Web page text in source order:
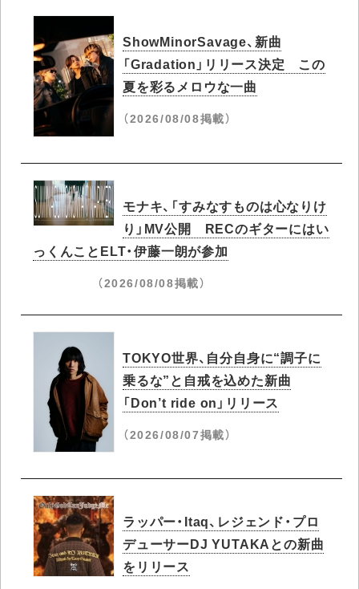
ShowMinorSavage、新曲
「Gradation」リリース決定 この
夏を彩るメロウな一曲
（2026/08/08掲載）
モナキ、「すみなすものは心なりけ
り」MV公開 RECのギターにはい
っくんことELT・伊藤一朗が参加
（2026/08/08掲載）
TOKYO世界、自分自身に“調子に
乗るな”と自戒を込めた新曲
「Don’t ride on」リリース
（2026/08/07掲載）
ラッパー・Itaq、レジェンド・プロ
デューサーDJ YUTAKAとの新曲
をリリース